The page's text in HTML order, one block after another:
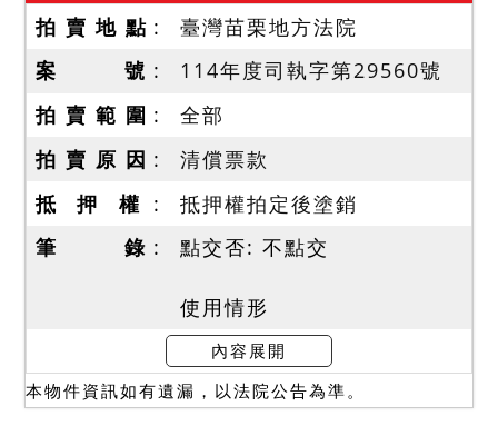
拍 賣 地 點
臺灣苗栗地方法院
案 號
114年度司執字第29560號
拍 賣 範 圍
全部
拍 賣 原 因
清償票款
抵 押 權
抵押權拍定後塗銷
筆 錄
點交否: 不點交
使用情形
一、114年11月21日現場查
封時，債務人在場，經會同
地政人員入內檢視測量：
內容展開
本物件資訊如有遺漏，以法院公告為準。